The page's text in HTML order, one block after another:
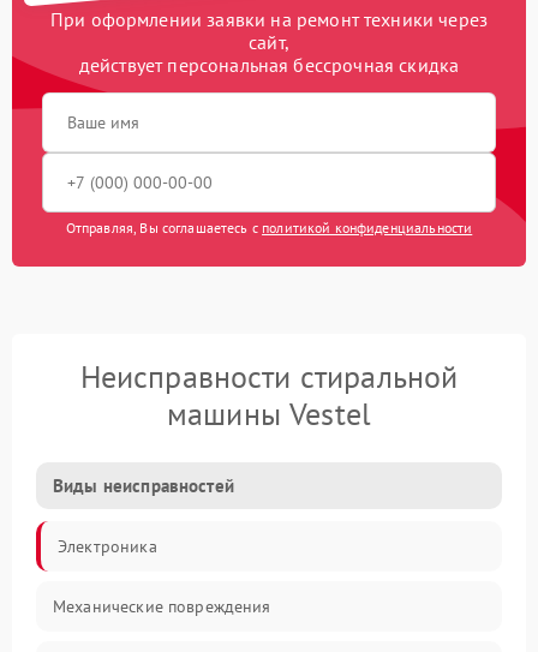
При оформлении заявки на ремонт техники через
сайт,
действует персональная бессрочная скидка
Отправляя, Вы соглашаетесь с политикой конфиденциальности
Неисправности стиральной
машины Vestel
Виды неисправностей
Электроника
Механические повреждения